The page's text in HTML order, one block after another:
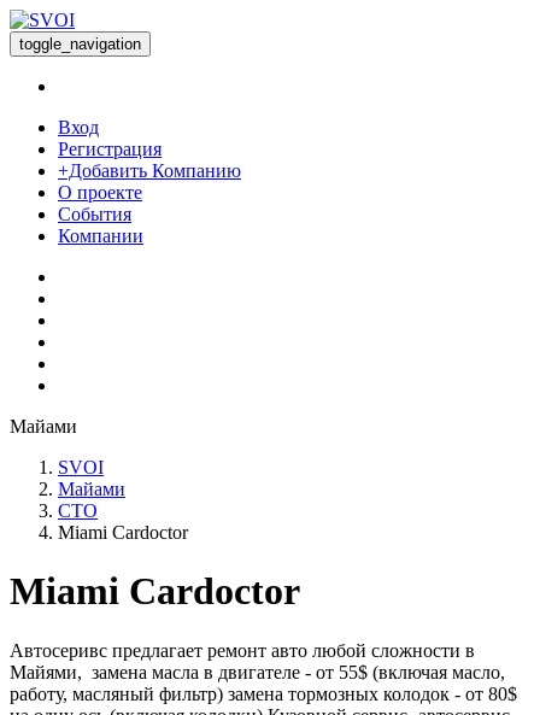
toggle_navigation
Вход
Регистрация
+Добавить Компанию
О проекте
События
Компании
Майами
SVOI
Майами
СТО
Miami Cardoctor
Miami Cardoctor
Автосеривс предлагает ремонт авто любой сложности в
Майями, замена масла в двигателе - от 55$ (включая масло,
работу, масляный фильтр) замена тормозных колодок - от 80$